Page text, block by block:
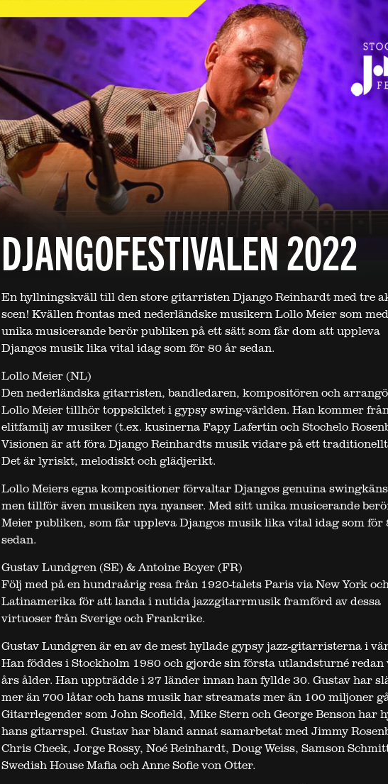
DJANGOFESTIVALEN 2022
En hyllningskväll till den store gitarristen Django Reinhardt med tre
scen! Kvällen frontas med nederländske musikern Lollo Meier som
unika musicerande berör publiken på ett sätt som får dom att uppleva
Djangos musik lika vital idag som för 80 år sedan.
Lollo Meier (NL)
Den nederländska gitarristen, bandledaren, kompositören och
Lollo Meier tillhör toppskiktet i gypsy swing-världen. Han kommer
elitfamilj av musiker (t.ex. kusinerna Fapy Lafertin och Stochelo
Visionen är att föra Django Reinhardts musik vidare på ett
Det är lyriskt, melodiskt och glädjerikt.
Lollo Meiers egna kompositioner förvaltar Djangos genuina
men tillför även musiken nya nyanser. Med sitt unika musicerande
Meier publiken, som får uppleva Djangos musik lika vital idag som för
sedan.
Gustav Lundgren (SE) & Antoine Boyer (FR)
Följ med på en hundraårig resa från 1920-talets Paris via New York
Latinamerika för att landa i nutida jazzgitarrmusik framförd av dessa
virtuoser från Sverige och Frankrike.
Gustav Lundgren är en av de mest hyllade gypsy jazz-gitarristerna i
Han föddes i Stockholm 1980 och gjorde sin första utlandsturné redan
års ålder. Han uppträdde i 27 länder innan han fyllde 30. Gustav har
mer än 700 låtar och hans musik har streamats mer än 100 miljoner
Gitarrlegender som John Scofield, Mike Stern och George Benson har
hans gitarrspel. Gustav har bland annat samarbetat med Jimmy
Chris Cheek, Jorge Rossy, Noé Reinhardt, Doug Weiss, Samson
Swedish House Mafia och Anne Sofie von Otter.